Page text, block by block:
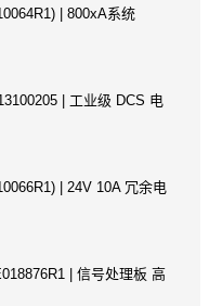
| 800xA系统
| 工业级 DCS 电
| 24V 10A 冗余电
| 信号处理板 高